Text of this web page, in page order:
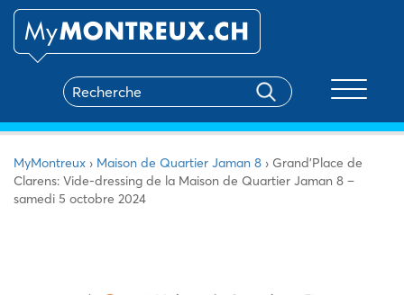
MyMontreux › Maison de Quartier Jaman 8 › Grand’Place de
Clarens: Vide-dressing de la Maison de Quartier Jaman 8 –
samedi 5 octobre 2024